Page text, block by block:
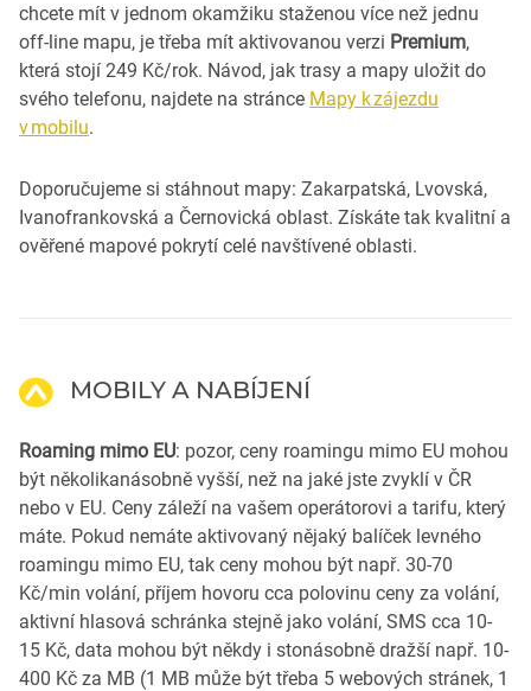
chcete mít v jednom okamžiku staženou více než jednu
off-line mapu, je třeba mít aktivovanou verzi Premium,
která stojí 249 Kč/rok. Návod, jak trasy a mapy uložit do
svého telefonu, najdete na stránce Mapy k zájezdu
v mobilu.
Doporučujeme si stáhnout mapy: Zakarpatská, Lvovská,
Ivanofrankovská a Černovická oblast. Získáte tak kvalitní a
ověřené mapové pokrytí celé navštívené oblasti.
MOBILY A NABÍJENÍ
Roaming mimo EU: pozor, ceny roamingu mimo EU mohou
být několikanásobně vyšší, než na jaké jste zvyklí v ČR
nebo v EU. Ceny záleží na vašem operátorovi a tarifu, který
máte. Pokud nemáte aktivovaný nějaký balíček levného
roamingu mimo EU, tak ceny mohou být např. 30-70
Kč/min volání, příjem hovoru cca polovinu ceny za volání,
aktivní hlasová schránka stejně jako volání, SMS cca 10-
15 Kč, data mohou být někdy i stonásobně dražší např. 10-
400 Kč za MB (1 MB může být třeba 5 webových stránek, 1